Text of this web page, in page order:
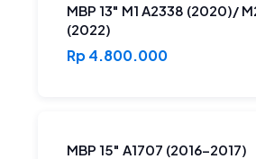
MBP 13" M1 A2338 (2020)/
(2022)
Rp 4.800.000
MBP 15" A1707 (2016-2017)